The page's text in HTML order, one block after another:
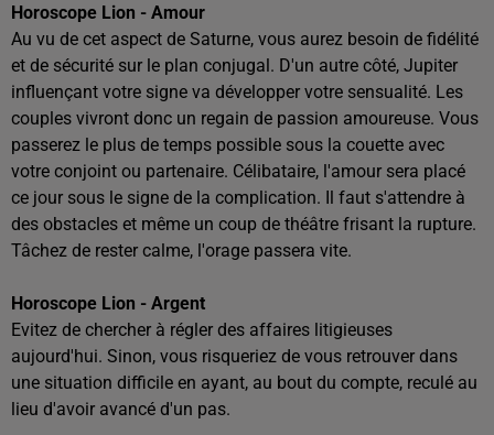
Horoscope Lion - Amour
Au vu de cet aspect de Saturne, vous aurez besoin de fidélité
et de sécurité sur le plan conjugal. D'un autre côté, Jupiter
influençant votre signe va développer votre sensualité. Les
couples vivront donc un regain de passion amoureuse. Vous
passerez le plus de temps possible sous la couette avec
votre conjoint ou partenaire. Célibataire, l'amour sera placé
ce jour sous le signe de la complication. Il faut s'attendre à
des obstacles et même un coup de théâtre frisant la rupture.
Tâchez de rester calme, l'orage passera vite.
Horoscope Lion - Argent
Evitez de chercher à régler des affaires litigieuses
aujourd'hui. Sinon, vous risqueriez de vous retrouver dans
une situation difficile en ayant, au bout du compte, reculé au
lieu d'avoir avancé d'un pas.